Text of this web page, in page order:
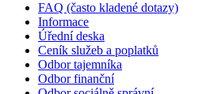
FAQ (často kladené dotazy)
Informace
Úřední deska
Ceník služeb a poplatků
Odbor tajemníka
Odbor finanční